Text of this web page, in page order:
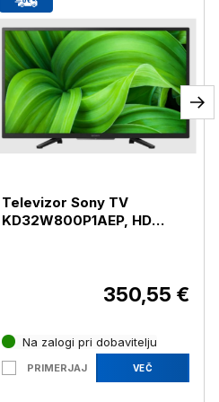
Televizor Sony TV
KD32W800P1AEP, HD
350,55 €
Na zalogi pri dobavitelju
PRIMERJAJ VEČ